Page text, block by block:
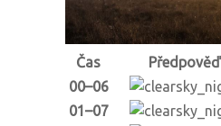
Čas Předpověď
00–06
01–07